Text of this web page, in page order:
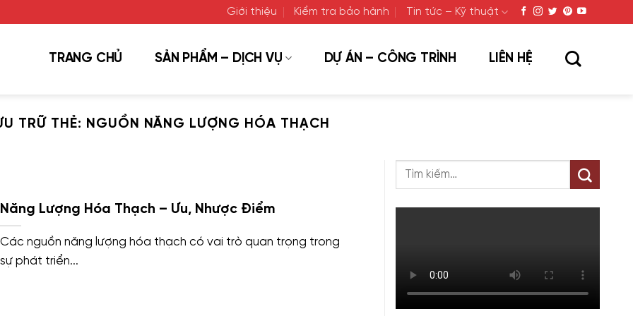
Giới thiệu Kiểm tra bảo hành Tin tức – Kỹ thuật
TRANG CHỦ SẢN PHẨM – DỊCH VỤ DỰ ÁN – CÔNG TRÌNH LIÊN HỆ
TRỮ THẺ: NGUỒN NĂNG LƯỢNG HÓA THẠCH
Năng Lượng Hóa Thạch – Ưu, Nhược Điểm
Các nguồn năng lượng hóa thạch có vai trò quan trọng trong
sự phát triển...